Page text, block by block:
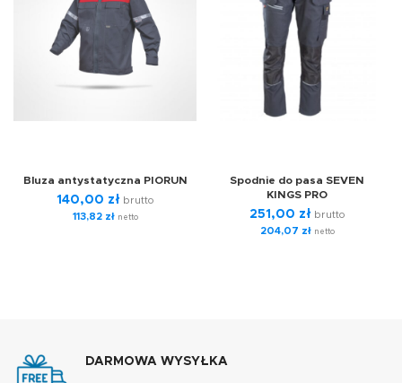
Bluza antystatyczna PIORUN
140,00 zł brutto
113,82 złnetto
Spodnie do pasa SEVEN
KINGS PRO
251,00 zł brutto
204,07 złnetto
DARMOWA WYSYŁKA